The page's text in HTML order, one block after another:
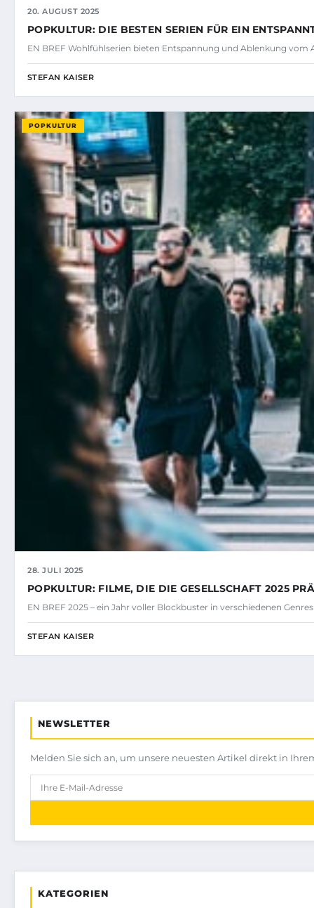
20. AUGUST 2025
POPKULTUR: DIE BESTEN SERIEN FÜR EIN
EN BREF Wohlfühlserien bieten Entspannung und Ablenkung vom
STEFAN KAISER
POPKULTUR
28. JULI 2025
POPKULTUR: FILME, DIE DIE GESELLSCHAFT 2025
EN BREF 2025 – ein Jahr voller Blockbuster in verschiedenen
STEFAN KAISER
NEWSLETTER
Melden Sie sich an, um unsere neuesten Artikel direkt in
KATEGORIEN